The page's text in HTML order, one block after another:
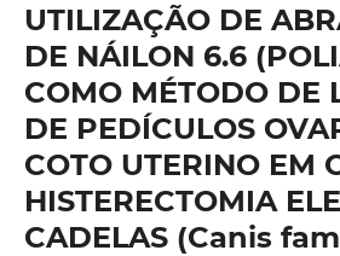
UTILIZAÇÃO DE
DE NÁILON 6.6
COMO MÉTODO DE
DE PEDÍCULOS
COTO UTERINO EM
HISTERECTOMIA
CADELAS (Canis